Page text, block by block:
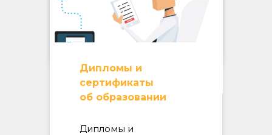
Дипломы и
Дипломы и
сертификаты
об образовании